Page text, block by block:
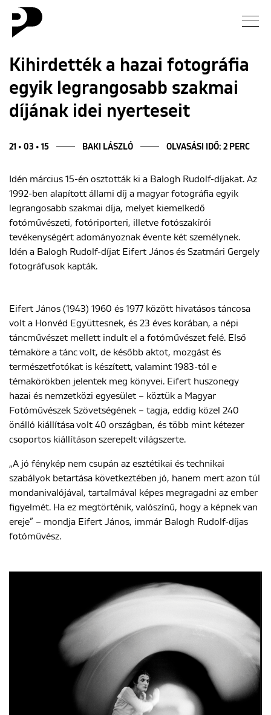
Galéria
Blog
Rólunk
ENGLISH
Kihirdették a hazai fotográfia
egyik legrangosabb szakmai
díjának idei nyerteseit
21 • 03 • 15 BAKI LÁSZLÓ OLVASÁSI IDŐ: 2 PERC
Idén március 15-én osztották ki a Balogh Rudolf-díjakat. Az
1992-ben alapított állami díj a magyar fotográfia egyik
legrangosabb szakmai díja, melyet kiemelkedő
fotóművészeti, fotóriporteri, illetve fotószakírói
tevékenységért adományoznak évente két személynek.
Idén a Balogh Rudolf-díjat Eifert János és Szatmári Gergely
fotográfusok kapták.
Eifert János (1943) 1960 és 1977 között hivatásos táncosa
volt a Honvéd Együttesnek, és 23 éves korában, a népi
táncművészet mellett indult el a fotóművészet felé. Első
témaköre a tánc volt, de később aktot, mozgást és
természetfotókat is készített, valamint 1983-tól e
témakörökben jelentek meg könyvei. Eifert huszonegy
hazai és nemzetközi egyesület – köztük a Magyar
Fotóművészek Szövetségének – tagja, eddig közel 240
önálló kiállítása volt 40 országban, és több mint kétezer
csoportos kiállításon szerepelt világszerte.
„A jó fénykép nem csupán az esztétikai és technikai
szabályok betartása következtében jó, hanem mert azon túl
mondanivalójával, tartalmával képes megragadni az ember
figyelmét. Ha ez megtörténik, valószínű, hogy a képnek van
ereje” – mondja Eifert János, immár Balogh Rudolf-díjas
fotóművész.